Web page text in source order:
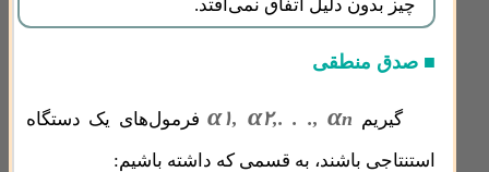
چیز بدون دلیل اتفاق نمی‌افتد.
■ صدق منطقی
گیریم α۱, α۲,. . .,αn
فرمول‌های یک دستگاه
استنتاجی باشند، به قسمی که داشته باشیم: